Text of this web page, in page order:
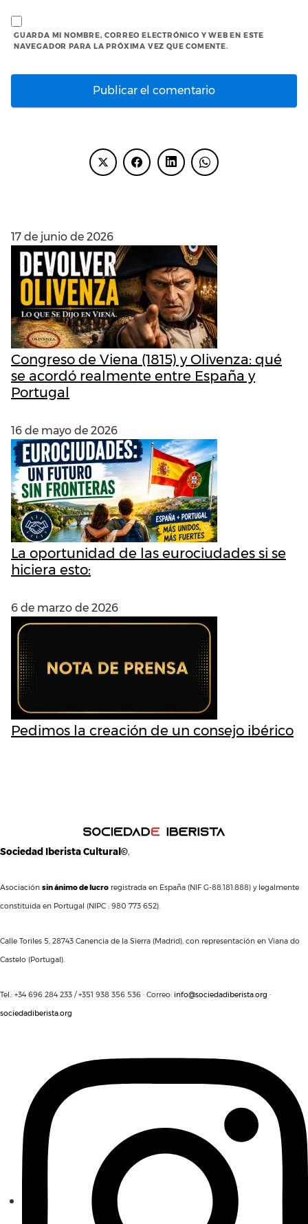
GUARDA MI NOMBRE, CORREO ELECTRÓNICO Y WEB EN ESTE
NAVEGADOR PARA LA PRÓXIMA VEZ QUE COMENTE.
17 de junio de 2026
Congreso de Viena (1815) y Olivenza: qué
se acordó realmente entre España y
Portugal
16 de mayo de 2026
La oportunidad de las eurociudades si se
hiciera esto:
6 de marzo de 2026
Pedimos la creación de un consejo ibérico
Sociedad Iberista Cultural©,
Asociación sin ánimo de lucro registrada en España (NIF G-88.181.888) y legalmente
constituida en Portugal (NIPC : 980 773 652).
Calle Toriles 5, 28743 Canencia de la Sierra (Madrid), con representación en Viana do
Castelo (Portugal).
Tel.: +34 696 284 233 / +351 938 356 536 · Correo: info@sociedadiberista.org ·
sociedadiberista.org